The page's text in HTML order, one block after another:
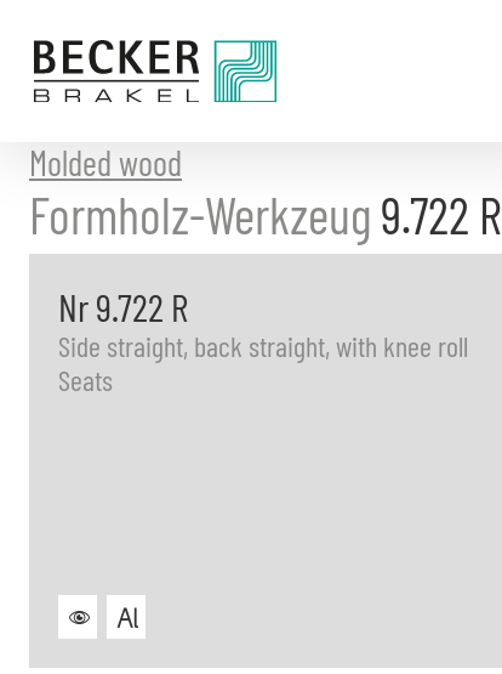
content
Molded wood
Formholz-Werkzeug 9.722 R
Nr 9.722 R
Side straight, back straight, with knee roll
Seats